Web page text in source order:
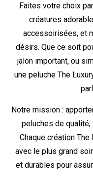
Faites votre choix
créatures
accessoirisées, et
désirs. Que ce soit
jalon important, ou
une peluche The
Notre mission :
peluches de
Chaque création
avec le plus grand
et durables pour